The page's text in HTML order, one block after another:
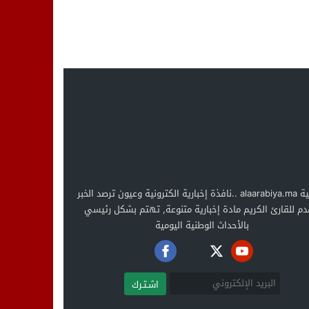
العربية alaarabiya.ma ..نافذة إخبارية الكترونية وعيون ترصد الخبر
للقارئ الكريم مادة إخبارية متنوعة, تهتم بشكل رئيسي
بالأحداث الوطنية اليومية
اشـتـرك